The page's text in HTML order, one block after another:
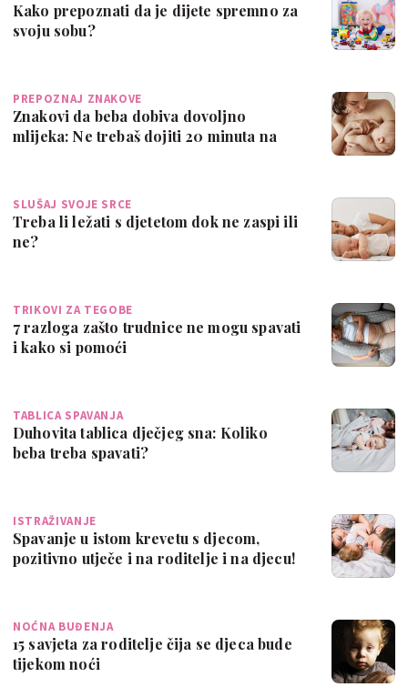
Kako prepoznati da je dijete spremno za
svoju sobu?
PREPOZNAJ ZNAKOVE
Znakovi da beba dobiva dovoljno
mlijeka: Ne trebaš dojiti 20 minuta na
SLUŠAJ SVOJE SRCE
Treba li ležati s djetetom dok ne zaspi ili
ne?
TRIKOVI ZA TEGOBE
7 razloga zašto trudnice ne mogu spavati
i kako si pomoći
TABLICA SPAVANJA
Duhovita tablica dječjeg sna: Koliko
beba treba spavati?
ISTRAŽIVANJE
Spavanje u istom krevetu s djecom,
pozitivno utječe i na roditelje i na djecu!
NOĆNA BUĐENJA
15 savjeta za roditelje čija se djeca bude
tijekom noći